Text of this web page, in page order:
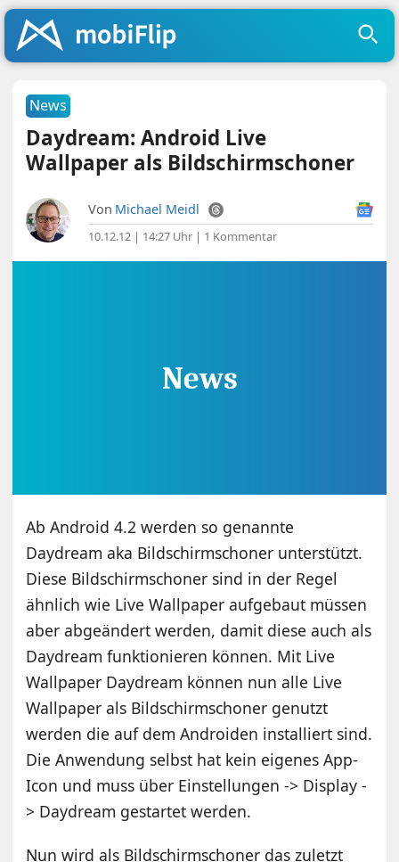
News
Daydream: Android Live
Wallpaper als Bildschirmschoner
Von Michael Meidl
10.12.12 | 14:27 Uhr | 1 Kommentar
Ab Android 4.2 werden so genannte
Daydream aka Bildschirmschoner unterstützt.
Diese Bildschirmschoner sind in der Regel
ähnlich wie Live Wallpaper aufgebaut müssen
aber abgeändert werden, damit diese auch als
Daydream funktionieren können. Mit Live
Wallpaper Daydream können nun alle Live
Wallpaper als Bildschirmschoner genutzt
werden die auf dem Androiden installiert sind.
Die Anwendung selbst hat kein eigenes App-
Icon und muss über Einstellungen -> Display -
> Daydream gestartet werden.
Nun wird als Bildschirmschoner das zuletzt